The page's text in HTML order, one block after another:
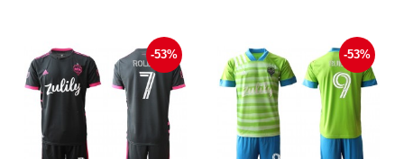
-53% -53%